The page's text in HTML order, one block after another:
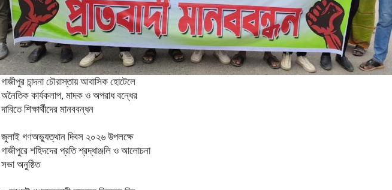
গাজীপুর চান্দনা চৌরাস্তায় আবাসিক হোটেলে
অনৈতিক কার্যকলাপ, মাদক ও অপরাধ বন্ধের
দাবিতে শিক্ষার্থীদের মানববন্ধন
জুলাই গণঅভ্যুত্থান দিবস ২০২৬ উপলক্ষে
গাজীপুরে শহিদদের প্রতি শ্রদ্ধাঞ্জলি ও আলোচনা
সভা অনুষ্ঠিত